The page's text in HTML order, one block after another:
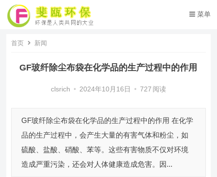
菜单
首页 新闻
GF玻纤除尘布袋在化学品的生产过程中的作用
clsrich • 2024年10月16日 • 727 阅读
GF玻纤除尘布袋在化学品的生产过程中的作用 在化学
品的生产过程中，会产生大量的有害气体和粉尘，如
硫酸、盐酸、硝酸、苯等。这些有害物质不仅对环境
造成严重污染，还会对人体健康造成危害。因...